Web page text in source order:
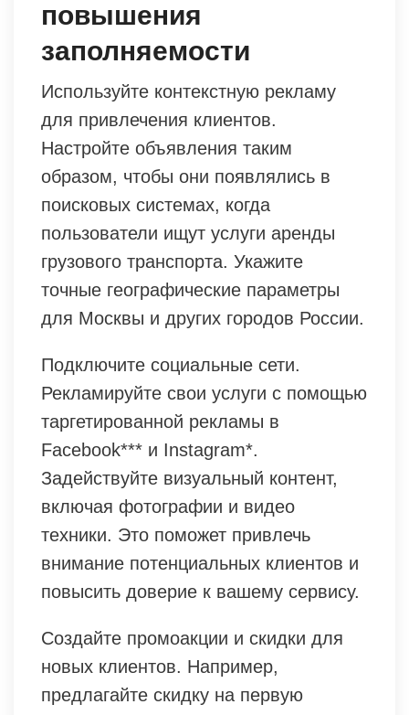
повышения
заполняемости
Используйте контекстную рекламу
для привлечения клиентов.
Настройте объявления таким
образом, чтобы они появлялись в
поисковых системах, когда
пользователи ищут услуги аренды
грузового транспорта. Укажите
точные географические параметры
для Москвы и других городов России.
Подключите социальные сети.
Рекламируйте свои услуги с помощью
таргетированной рекламы в
Facebook*** и Instagram*.
Задействуйте визуальный контент,
включая фотографии и видео
техники. Это поможет привлечь
внимание потенциальных клиентов и
повысить доверие к вашему сервису.
Создайте промоакции и скидки для
новых клиентов. Например,
предлагайте скидку на первую